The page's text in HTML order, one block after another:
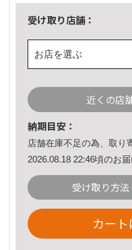
受け取り店舗：
お店を選ぶ
近くの店
納期目安：
店舗在庫不足の為、取り
2026.08.18 22:46頃のお届
受け取り方
カー